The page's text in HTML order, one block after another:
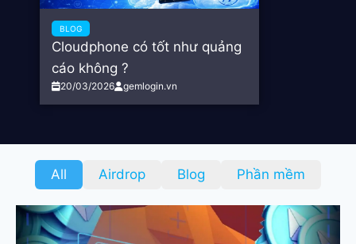
BLOG
Cloudphone có tốt như quảng
cáo không ?
20/03/2026 gemlogin.vn
All Airdrop Blog Phần mềm